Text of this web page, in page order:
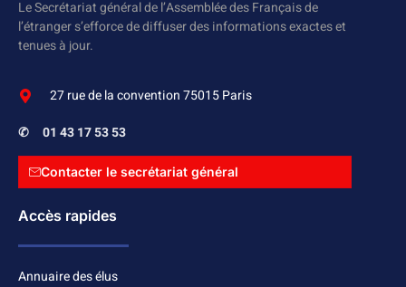
Le Secrétariat général de l’Assemblée des Français de
l’étranger s’efforce de diffuser des informations exactes et
tenues à jour.
27 rue de la convention 75015 Paris
✆ 01 43 17 53 53
Contacter le secrétariat général
Accès rapides
Annuaire des élus